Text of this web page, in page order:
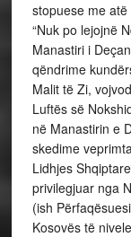
stopuese me
“Nuk po lejojnë
Manastiri i
qëndrime
Malit të Zi,
Luftës së
në Manastirin e
skedime
Lidhjes
privilegjuar nga
(ish
Kosovës të